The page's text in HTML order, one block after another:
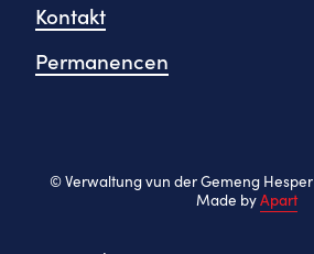
Kontakt
Permanencen
© Verwaltung vun der Gemeng Hesper
Made byApart